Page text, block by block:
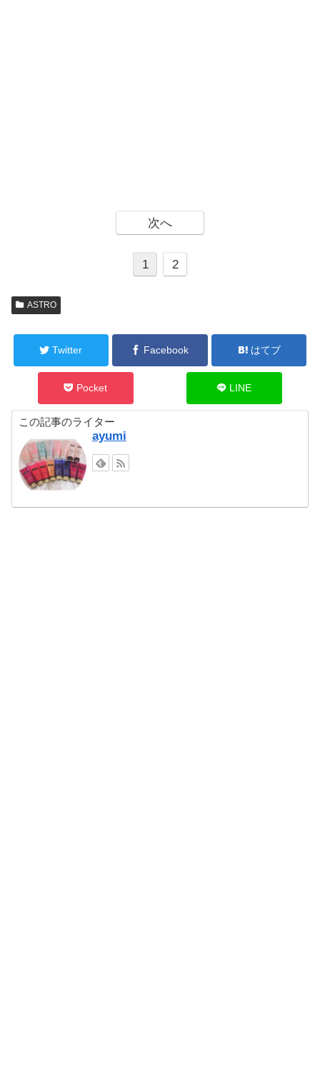
次へ
1 2
ASTRO
Twitter Facebook はてブ
Pocket LINE
この記事のライター
ayumi